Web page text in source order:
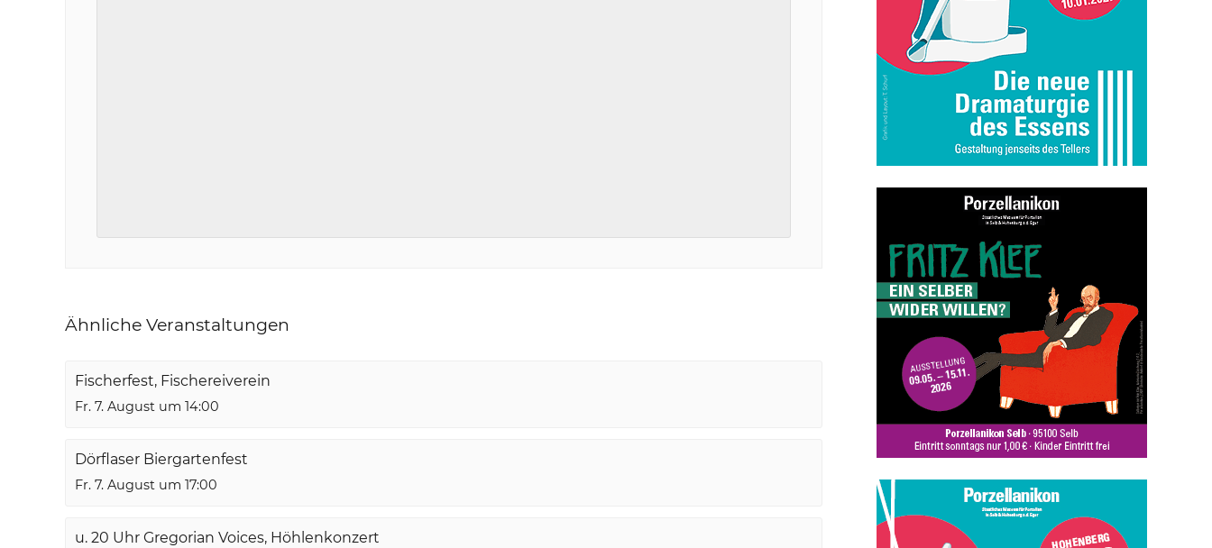
Ähnliche Veranstaltungen
Fischerfest, Fischereiverein
Fr. 7. August um 14:00
Dörflaser Biergartenfest
Fr. 7. August um 17:00
u. 20 Uhr Gregorian Voices, Höhlenkonzert